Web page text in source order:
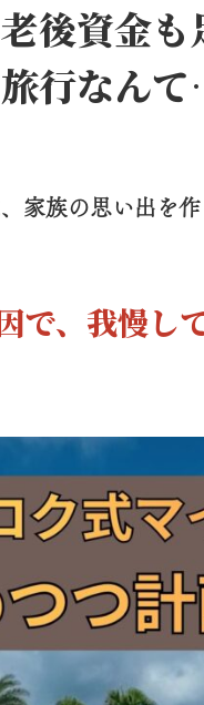
後資金も
旅行なん
家族の思い出を作
で、我慢し